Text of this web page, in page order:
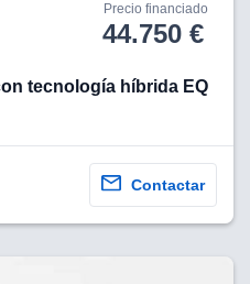
Precio financiado
44.750 €
tecnología híbrida EQ
Contactar